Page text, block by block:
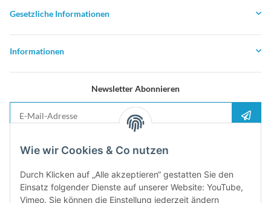
Wie wir Cookies & Co nutzen
Durch Klicken auf „Alle akzeptieren“ gestatten Sie den
Einsatz folgender Dienste auf unserer Website: YouTube,
Vimeo. Sie können die Einstellung jederzeit ändern
Gesetzliche Informationen
Informationen
Newsletter Abonnieren
Bitte senden Sie mir entsprechend Ihrer
jederzeit widerruflich Informationen zu Ihrem Produktsortiment per E-Mail zu.
Newsletter abonieren und5%Rabatt-Guschein erhalten. Für Ihren